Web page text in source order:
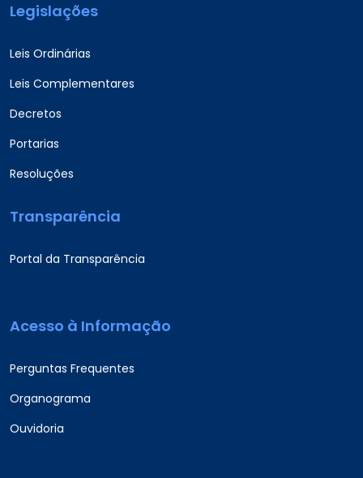
Legislações
Leis Ordinárias
Leis Complementares
Decretos
Portarias
Resoluções
Transparência
Portal da Transparência
Acesso à Informação
Perguntas Frequentes
Organograma
Ouvidoria